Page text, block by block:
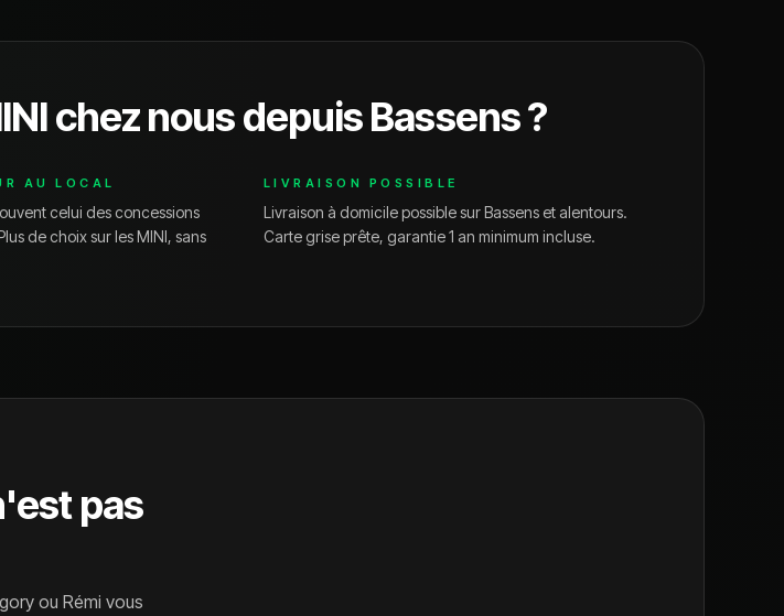
chez nous depuisBassens?
AU LOCAL
celui des concessions
de choix sur lesMINI, sans
LIVRAISON POSSIBLE
Livraison à domicile possible surBassenset alentours.
Carte grise prête, garantie 1 an minimum incluse.
pas
ou Rémi vous